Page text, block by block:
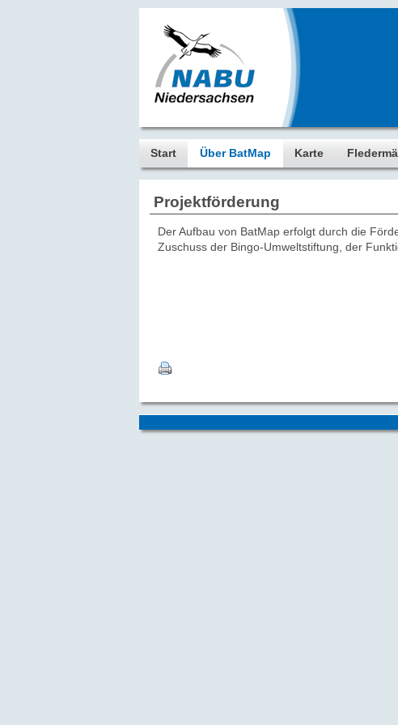
Start Über BatMap Karte
Projektförderung
Der Aufbau von BatMap erfolgt durch die
Zuschuss der Bingo-Umweltstiftung, der